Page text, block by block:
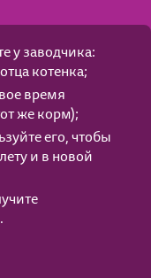
у заводчика:
котенка;
время
же корм);
его, чтобы
и в новой